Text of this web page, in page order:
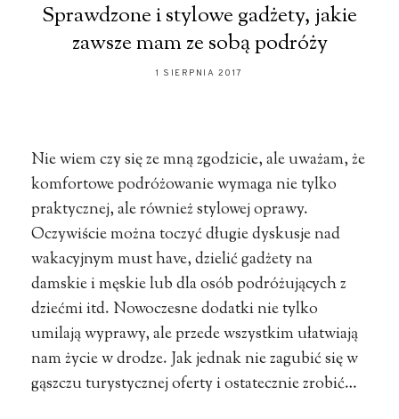
Sprawdzone i stylowe gadżety, jakie
zawsze mam ze sobą podróży
1 SIERPNIA 2017
Nie wiem czy się ze mną zgodzicie, ale uważam, że
komfortowe podróżowanie wymaga nie tylko
praktycznej, ale również stylowej oprawy.
Oczywiście można toczyć długie dyskusje nad
wakacyjnym must have, dzielić gadżety na
damskie i męskie lub dla osób podróżujących z
dziećmi itd. Nowoczesne dodatki nie tylko
umilają wyprawy, ale przede wszystkim ułatwiają
nam życie w drodze. Jak jednak nie zagubić się w
gąszczu turystycznej oferty i ostatecznie zrobić…